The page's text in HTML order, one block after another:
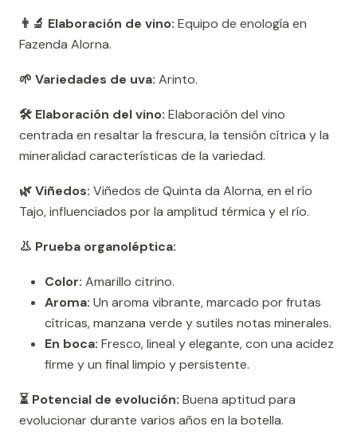
👨‍🔬 Elaboración de vino: Equipo de enología en
Fazenda Alorna.
🌱 Variedades de uva: Arinto.
🛠️ Elaboración del vino: Elaboración del vino
centrada en resaltar la frescura, la tensión cítrica y la
mineralidad características de la variedad.
🌿 Viñedos: Viñedos de Quinta da Alorna, en el río
Tajo, influenciados por la amplitud térmica y el río.
👃 Prueba organoléptica:
Color: Amarillo citrino.
Aroma: Un aroma vibrante, marcado por frutas
cítricas, manzana verde y sutiles notas minerales.
En boca: Fresco, lineal y elegante, con una acidez
firme y un final limpio y persistente.
⏳ Potencial de evolución: Buena aptitud para
evolucionar durante varios años en la botella.